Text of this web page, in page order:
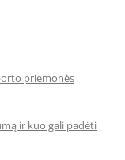
priemonės
ir kuo gali padėti